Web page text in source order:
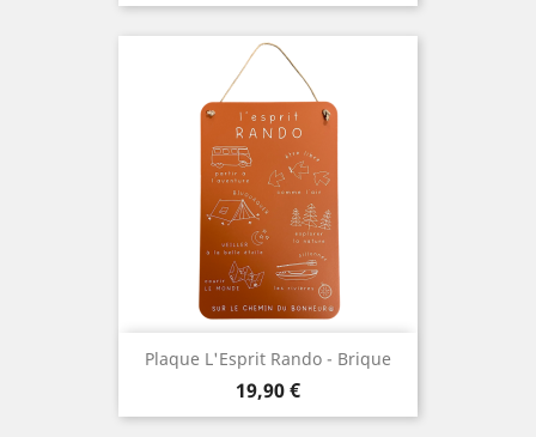
Plaque L'Esprit Rando - Brique
Prix
19,90 €